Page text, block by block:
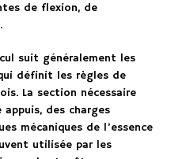
de flexion, de
suit généralement les
définit les règles de
La section nécessaire
des charges
mécaniques de l’essence
utilisée par les